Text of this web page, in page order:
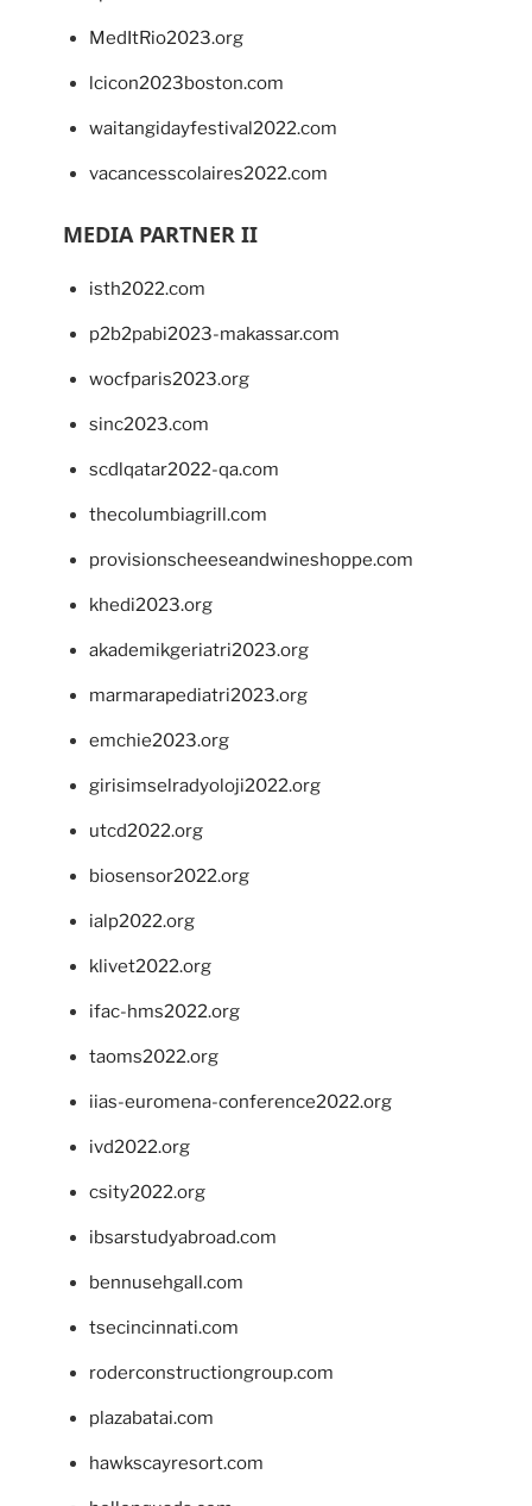
MedItRio2023.org
lcicon2023boston.com
waitangidayfestival2022.com
vacancesscolaires2022.com
MEDIA PARTNER II
isth2022.com
p2b2pabi2023-makassar.com
wocfparis2023.org
sinc2023.com
scdlqatar2022-qa.com
thecolumbiagrill.com
provisionscheeseandwineshoppe.com
khedi2023.org
akademikgeriatri2023.org
marmarapediatri2023.org
emchie2023.org
girisimselradyoloji2022.org
utcd2022.org
biosensor2022.org
ialp2022.org
klivet2022.org
ifac-hms2022.org
taoms2022.org
iias-euromena-conference2022.org
ivd2022.org
csity2022.org
ibsarstudyabroad.com
bennusehgall.com
tsecincinnati.com
roderconstructiongroup.com
plazabatai.com
hawkscayresort.com